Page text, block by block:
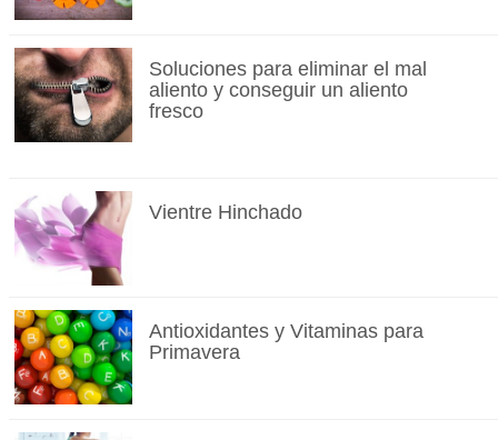
Soluciones para eliminar el mal
aliento y conseguir un aliento
fresco
Vientre Hinchado
Antioxidantes y Vitaminas para
Primavera